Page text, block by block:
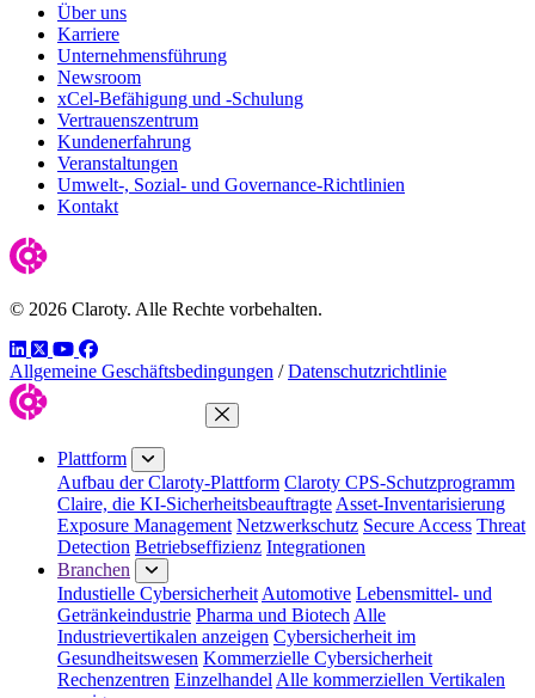
Über uns
Karriere
Unternehmensführung
Newsroom
xCel-Befähigung und -Schulung
Vertrauenszentrum
Kundenerfahrung
Veranstaltungen
Umwelt-, Sozial- und Governance-Richtlinien
Kontakt
© 2026 Claroty. Alle Rechte vorbehalten.
LinkedIn
TwitterYouTube
Facebook
Allgemeine Geschäftsbedingungen / Datenschutzrichtlinie
Menü schließen
Plattform
Aufbau der Claroty-Plattform Claroty CPS-Schutzprogramm
Claire, die KI-Sicherheitsbeauftragte Asset-Inventarisierung
Exposure Management Netzwerkschutz Secure Access Threat
Detection Betriebseffizienz Integrationen
Branchen
Industielle Cybersicherheit Automotive Lebensmittel- und
Getränkeindustrie Pharma und Biotech Alle
Industrievertikalen anzeigen Cybersicherheit im
Gesundheitswesen Kommerzielle Cybersicherheit
Rechenzentren Einzelhandel Alle kommerziellen Vertikalen